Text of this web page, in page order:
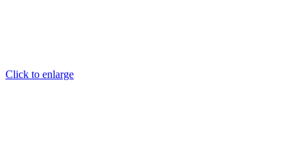
Click to enlarge